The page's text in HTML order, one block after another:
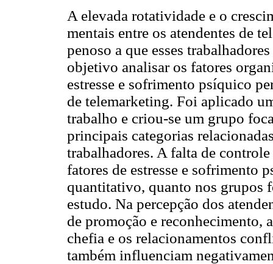
A elevada rotatividade e o
mentais entre os atendentes de
penoso a que esses
objetivo analisar os fatores
estresse e sofrimento psíquico
de telemarketing. Foi aplicado
trabalho e criou-se um grupo
principais categorias
trabalhadores. A falta de
fatores de estresse e sofrimento
quantitativo, quanto nos grupos
estudo. Na percepção dos
de promoção e reconhecimento,
chefia e os relacionamentos
também influenciam